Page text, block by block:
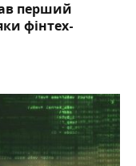
перший
фінтех-